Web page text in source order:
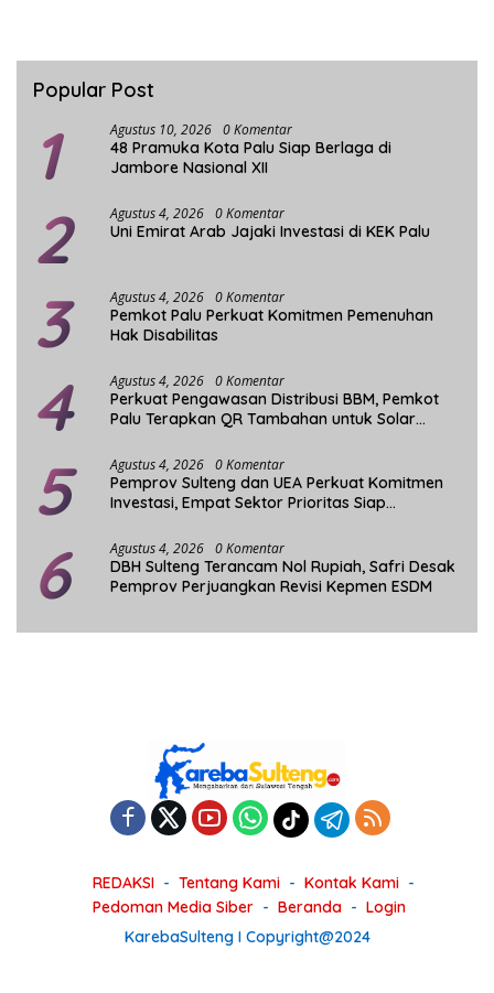
Popular Post
1 Agustus 10, 2026 0 Komentar
48 Pramuka Kota Palu Siap Berlaga di
Jambore Nasional XII
2 Agustus 4, 2026 0 Komentar
Uni Emirat Arab Jajaki Investasi di KEK Palu
3 Agustus 4, 2026 0 Komentar
Pemkot Palu Perkuat Komitmen Pemenuhan
Hak Disabilitas
4 Agustus 4, 2026 0 Komentar
Perkuat Pengawasan Distribusi BBM, Pemkot
Palu Terapkan QR Tambahan untuk Solar
5 Agustus 4, 2026 0 Komentar
Pemprov Sulteng dan UEA Perkuat Komitmen
Investasi, Empat Sektor Prioritas Siap
6 Agustus 4, 2026 0 Komentar
DBH Sulteng Terancam Nol Rupiah, Safri Desak
Pemprov Perjuangkan Revisi Kepmen ESDM
REDAKSI Tentang Kami
Kontak Kami
Pedoman Media Siber
Beranda
Login
KarebaSulteng I Copyright@2024